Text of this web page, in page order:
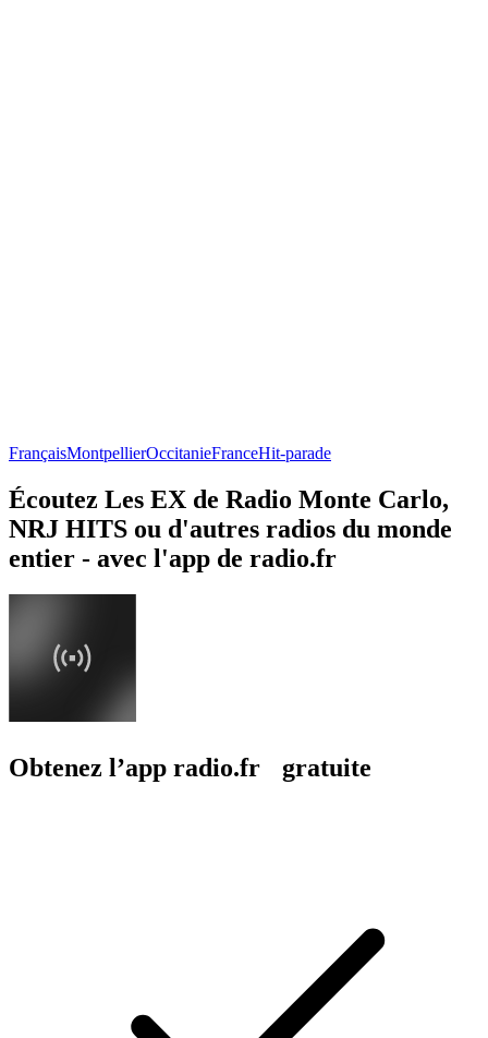
FrançaisMontpellierOccitanieFranceHit-parade
Écoutez Les EX de Radio Monte Carlo,
NRJ HITS ou d'autres radios du monde
entier - avec l'app de radio.fr
Obtenez l’app radio.fr gratuite